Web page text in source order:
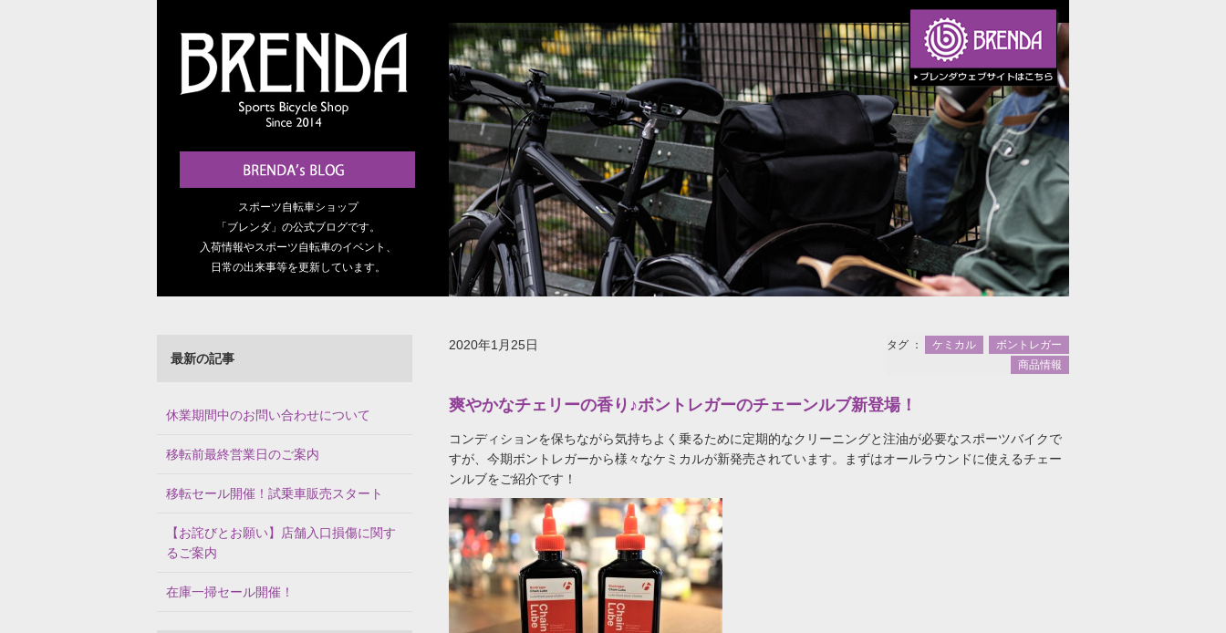
スポーツ自転車ショップ
「ブレンダ」の公式ブログです。
入荷情報やスポーツ自転車のイベント、
日常の出来事等を更新しています。
2020年1月25日 タグ ： ケミカル
ボントレガー
商品情報
爽やかなチェリーの香り♪ボントレガーのチェーンルブ新登場！
コンディションを保ちながら気持ちよく乗るために定期的なクリーニングと注油が必要なスポーツバイクで
すが、今期ボントレガーから様々なケミカルが新発売されています。まずはオールラウンドに使えるチェー
ンルブをご紹介です！
最新の記事
休業期間中のお問い合わせについて
移転前最終営業日のご案内
移転セール開催！試乗車販売スタート
【お詫びとお願い】店舗入口損傷に関す
るご案内
在庫一掃セール開催！